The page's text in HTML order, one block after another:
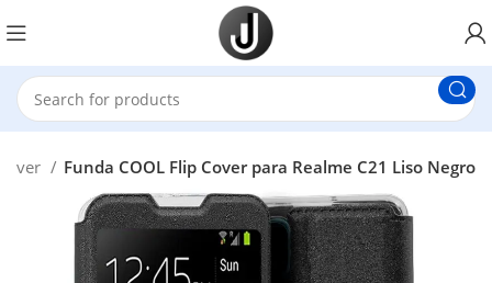
Funda COOL Flip Cover para Realme C21 Liso Negro